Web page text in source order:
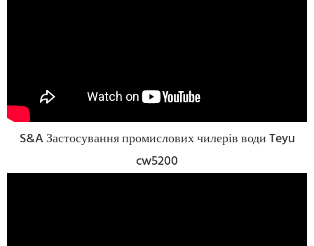
S&A Застосування промислових чилерів води Teyu
cw5200